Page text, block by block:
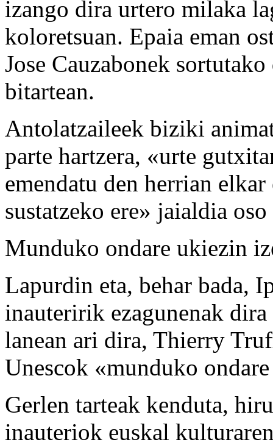
izango dira urtero milaka
koloretsuan. Epaia eman
Jose Cauzabonek
bitartean.
Antolatzaileek biziki
parte hartzera, «urte
emendatu den herrian
sustatzeko ere» jaialdia
Munduko ondare ukiezin
Lapurdin eta, behar bada,
inauteririk ezagunenak
lanean ari dira, Thierry
Unescok «munduko
Gerlen tarteak kenduta,
inauteriok euskal